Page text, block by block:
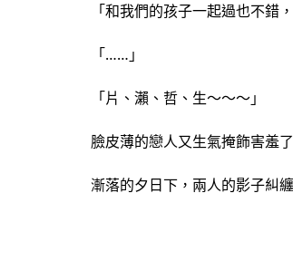
「和我們的孩子一起過也不錯
「……」
「片、瀨、哲、生～～～」
臉皮薄的戀人又生氣掩飾害羞
漸落的夕日下，兩人的影子糾